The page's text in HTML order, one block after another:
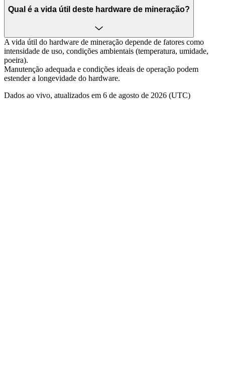
Qual é a vida útil deste hardware de mineração?
A vida útil do hardware de mineração depende de fatores como
intensidade de uso, condições ambientais (temperatura, umidade,
poeira).
Manutenção adequada e condições ideais de operação podem
estender a longevidade do hardware.
Dados ao vivo, atualizados em 6 de agosto de 2026 (UTC)